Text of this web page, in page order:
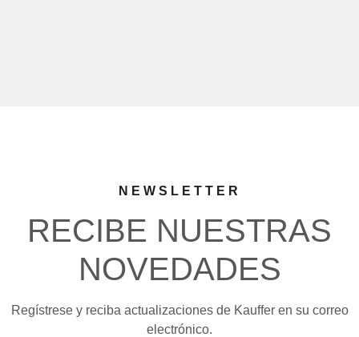
NEWSLETTER
RECIBE NUESTRAS
NOVEDADES
Regístrese y reciba actualizaciones de Kauffer en su correo
electrónico.